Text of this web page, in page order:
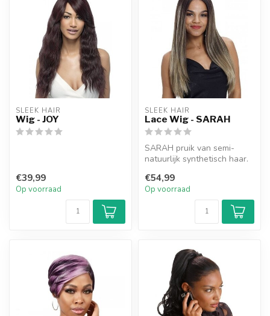
SLEEK HAIR
Wig - JOY
€39,99
Op voorraad
SLEEK HAIR
Lace Wig - SARAH
SARAH pruik van semi-
natuurlijk synthetisch haar.
grad...
€54,99
Op voorraad